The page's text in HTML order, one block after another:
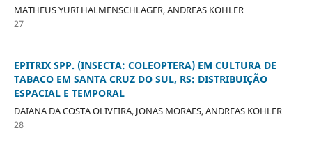
MATHEUS YURI HALMENSCHLAGER, ANDREAS KOHLER
27
EPITRIX SPP. (INSECTA: COLEOPTERA) EM CULTURA DE
TABACO EM SANTA CRUZ DO SUL, RS: DISTRIBUIÇÃO
ESPACIAL E TEMPORAL
DAIANA DA COSTA OLIVEIRA, JONAS MORAES, ANDREAS KOHLER
28